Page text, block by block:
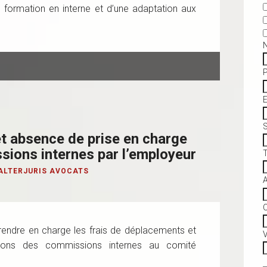
en interne et d’une adaptation aux
absence de prise en charge
internes par l’employeur
AVOCATS
en charge les frais de déplacements et
des commissions internes au comité